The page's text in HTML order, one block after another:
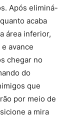
Após eliminá-
acaba
área inferior,
avance
chegar no
do
que
por meio de
a mira